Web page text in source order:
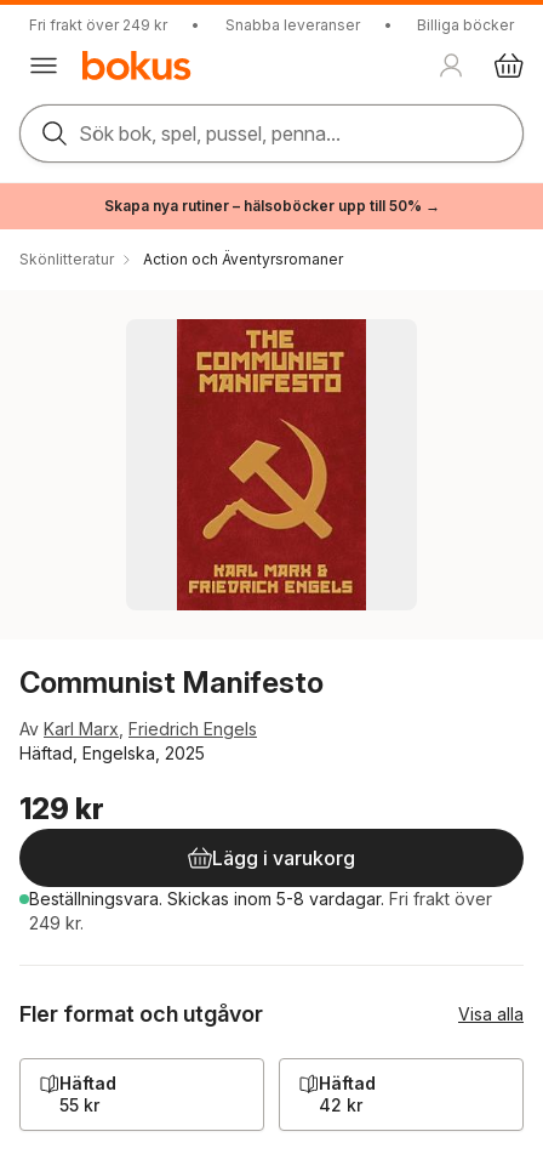
Fri frakt över 249 kr • Snabba leveranser • Billiga böcker
Sök bok, spel, pussel, penna...
Skapa nya rutiner – hälsoböcker upp till 50% →
Skönlitteratur Action och Äventyrsromaner
Communist Manifesto
Av Karl Marx Friedrich Engels
Häftad, Engelska, 2025
129 kr
Lägg i varukorg
Beställningsvara. Skickas inom 5-8 vardagar. Fri frakt över
249 kr.
Fler format och utgåvor Visa alla
Häftad
55 kr
Häftad
42 kr